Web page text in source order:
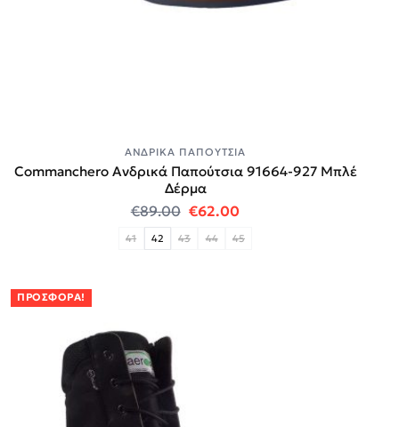
ΑΝΔΡΙΚΆ ΠΑΠΟΎΤΣΙΑ
Commanchero Ανδρικά Παπούτσια 91664-927 Μπλέ
Δέρμα
€89.00 Original price was: €89.00.
€62.00Η τρέχουσα τιμή
41 42 43 44 45
ΠΡΟΣΦΟΡΆ!